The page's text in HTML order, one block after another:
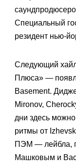
Специальный
резидент нью-
Следующий
Плюса» —
Basement.
Mironov,
дни здесь
ритмы от
ПЭМ — лейбла,
Машковым и